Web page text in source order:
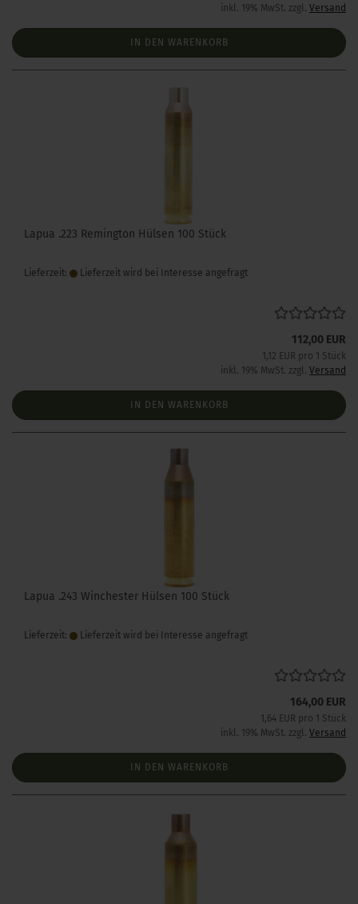
inkl. 19% MwSt. zzgl. Versand
IN DEN WARENKORB
Lapua .223 Remington Hülsen 100 Stück
Lieferzeit: Lieferzeit wird bei Interesse angefragt
112,00 EUR
1,12 EUR pro 1 Stück
inkl. 19% MwSt. zzgl. Versand
IN DEN WARENKORB
Lapua .243 Winchester Hülsen 100 Stück
Lieferzeit: Lieferzeit wird bei Interesse angefragt
164,00 EUR
1,64 EUR pro 1 Stück
inkl. 19% MwSt. zzgl. Versand
IN DEN WARENKORB